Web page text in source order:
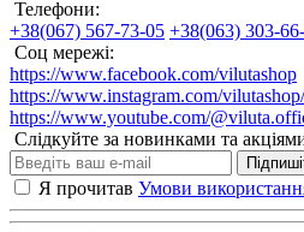
Телефони:
+38(067) 567-73-05 +38(063) 303-
Соц мережі:
https://www.facebook.com/vilutashop
https://www.instagram.com/vilutashop/
https://www.youtube.com/
Слідкуйте за новинками та
Я прочитав Умови